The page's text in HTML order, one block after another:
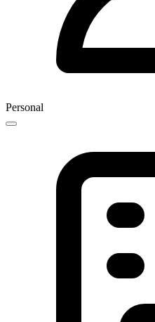
Personal